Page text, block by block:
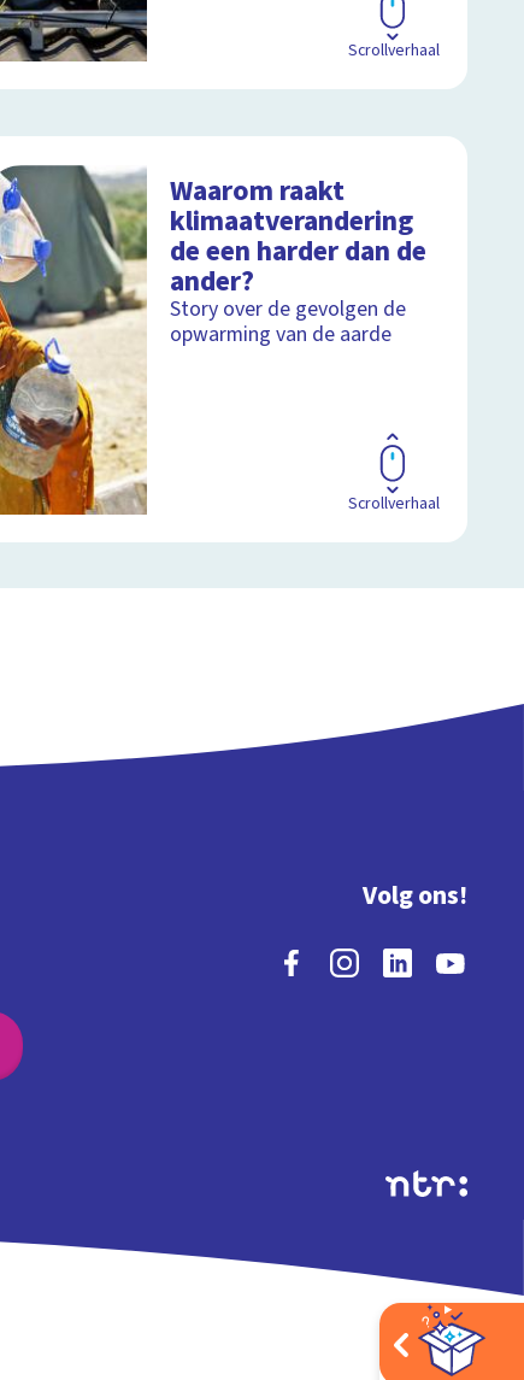
Scrollverhaal
Waarom raakt
klimaatverandering
de een harder dan de
ander?
Story over de gevolgen de
opwarming van de aarde
Scrollverhaal
Volg ons!
Extra's